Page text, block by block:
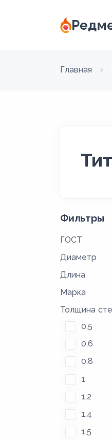
Главная
Фильтры
ГОСТ
Диаметр
Длина
Марка
Толщина
0,5
0,6
0,8
1
1,2
1,4
1,5